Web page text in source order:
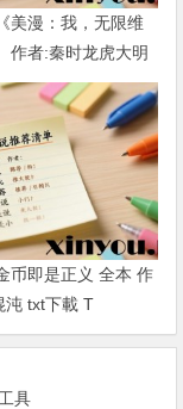
美漫：我，无限维
作者:秦时龙虎大明
下载
币即是正义 全本 作
沌 txt下載 T
具